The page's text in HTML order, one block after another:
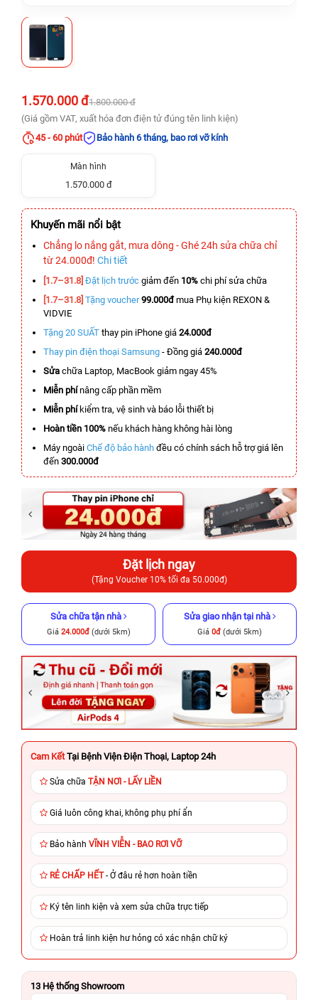
1.570.000 đ1.800.000 đ
(Giá gồm VAT, xuất hóa đơn điện tử đúng tên linh kiện)
45 - 60 phút
Bảo hành 6 tháng, bao rơi vỡ kính
Màn hình
1.570.000 đ
Khuyến mãi nổi bật
Chẳng lo nắng gắt, mưa dông - Ghé 24h sửa chữa chỉ
từ 24.000đ! Chi tiết
[1.7–31.8] Đặt lịch trước giảm đến 10% chi phí sửa chữa
[1.7–31.8] Tặng voucher 99.000đmua Phụ kiện REXON &
VIDVIE
Tặng 20 SUẤT thay pin iPhone giá 24.000đ
Thay pin điện thoại Samsung - Đồng giá 240.000đ
Sửa chữa Laptop, MacBook giảm ngay 45%
Miễn phínâng cấp phần mềm
Miễn phíkiểm tra, vệ sinh và báo lỗi thiết bị
Hoàn tiền 100% nếu khách hàng không hài lòng
Máy ngoài Chế độ bảo hành đều có chính sách hỗ trợ giá lên
đến 300.000đ
Đặt lịch ngay
(Tặng Voucher 10% tối đa 50.000đ)
Sửa chữa tận nhà
Giá 24.000đ(dưới 5km)
Sửa giao nhận tại nhà
Giá 0đ (dưới 5km)
Cam Kết Tại Bệnh Viện Điện Thoại, Laptop 24h
Sửa chữa TẬN NƠI - LẤY LIỀN
Giá luôn công khai, không phụ phí ẩn
Bảo hành VĨNH VIỄN - BAO RƠI VỠ
RẺ CHẤP HẾT- Ở đâu rẻ hơn hoàn tiền
Ký tên linh kiện và xem sửa chữa trực tiếp
Hoàn trả linh kiện hư hỏng có xác nhận chữ ký
13 Hệ thống Showroom